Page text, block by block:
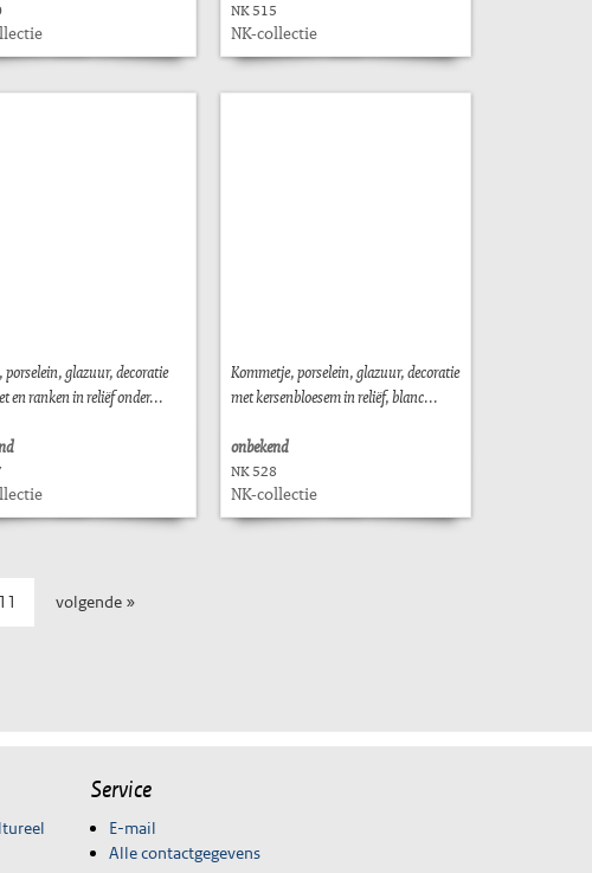
NK 515
NK-collectie
porselein, glazuur, decoratie
en ranken in reliëf onder...
Kommetje, porselein, glazuur, decoratie
met kersenbloesem in reliëf, blanc...
onbekend
NK 528
NK-collectie
11 volgende »
Service
E-mail
Alle contactgegevens